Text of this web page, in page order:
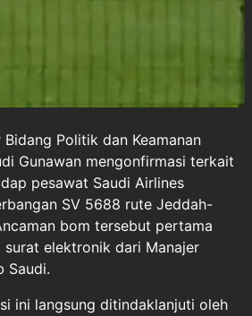
Politik dan Keamanan
Gunawan mengonfirmasi terkait
pesawat Saudi Airlines
SV 5688 rute Jeddah-
bom tersebut pertama
elektronik dari Manajer
Saudi.
ini langsung ditindaklanjuti oleh